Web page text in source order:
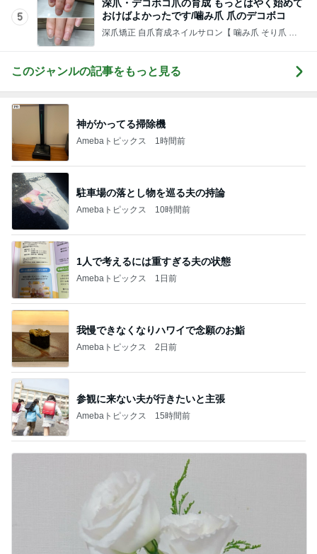
5
深爪・デコボコ爪の育成 もっとはやく始めて
おけばよかったです/噛み爪 爪のデコボコ
深爪矯正 自爪育成ネイルサロン【 噛み爪 そり爪 デ
このジャンルの記事をもっと見る
神がかってる掃除機
Amebaトピックス 1時間前
駐車場の落とし物を巡る夫の持論
Amebaトピックス 10時間前
1人で考えるには重すぎる夫の状態
Amebaトピックス 1日前
我慢できなくなりハワイで念願のお鮨
Amebaトピックス 2日前
参観に来ない夫が行きたいと主張
Amebaトピックス 15時間前